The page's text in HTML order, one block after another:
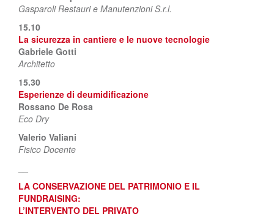
Gasparoli Restauri e Manutenzioni S.r.l.
15.10
La sicurezza in cantiere e le nuove tecnologie
Gabriele Gotti
Architetto
15.30
Esperienze di deumidificazione
Rossano De Rosa
Eco Dry
Valerio Valiani
Fisico Docente
LA CONSERVAZIONE DEL PATRIMONIO E IL
FUNDRAISING:
L’INTERVENTO DEL PRIVATO